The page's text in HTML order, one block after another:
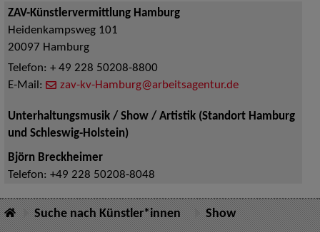
ZAV-Künstlervermittlung Hamburg
Heidenkampsweg 101
20097 Hamburg
Telefon: + 49 228 50208-8800
E-Mail:
zav-kv-Hamburg@arbeitsagentur.de
Unterhaltungsmusik / Show / Artistik (Standort Hamburg
und Schleswig-Holstein)
Björn Breckheimer
Telefon: +49 228 50208-8048
Suche nach Künstler*innen Show